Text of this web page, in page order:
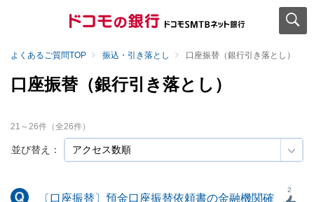
よくあるご質問TOP 振込・引き落とし 口座振替（銀行引き落とし）
口座振替（銀行引き落とし）
並び替え：
21 ～26件（全26件）
〔口座振替〕預金口座振替依頼書の金融機関確
2